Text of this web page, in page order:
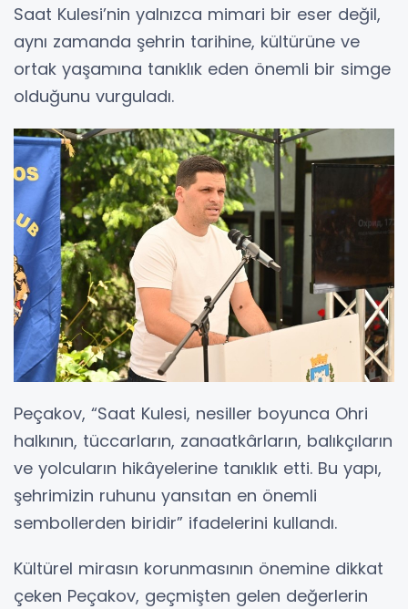
Saat Kulesi’nin yalnızca mimari bir eser değil,
aynı zamanda şehrin tarihine, kültürüne ve
ortak yaşamına tanıklık eden önemli bir simge
olduğunu vurguladı.
Peçakov, “Saat Kulesi, nesiller boyunca Ohri
halkının, tüccarların, zanaatkârların, balıkçıların
ve yolcuların hikâyelerine tanıklık etti. Bu yapı,
şehrimizin ruhunu yansıtan en önemli
sembollerden biridir” ifadelerini kullandı.
Kültürel mirasın korunmasının önemine dikkat
çeken Peçakov, geçmişten gelen değerlerin